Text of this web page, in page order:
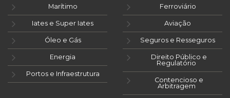
Marítimo
Iates e Super Iates
Óleo e Gás
Energia
Portos e Infraestrutura
Ferroviário
Aviação
Seguros e Resseguros
Direito Público e
Regulatório
Contencioso e
Arbitragem